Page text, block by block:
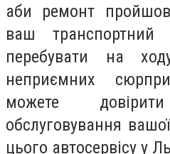
аби ремонт
ваш транспортний
перебувати на
неприємних
можете
обслуговування
цього автосервісу у